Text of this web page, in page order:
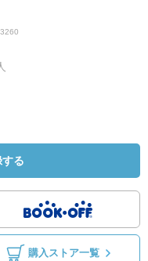
る
購入ストア一覧